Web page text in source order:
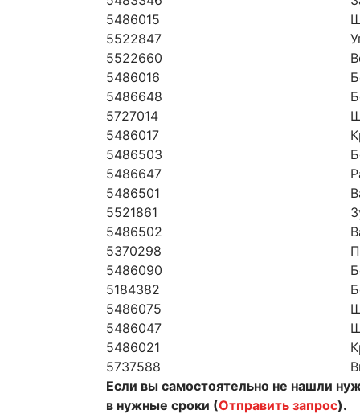
5486015
5522847
5522660
5486016
5486648
5727014
5486017
5486503
5486647
5486501
5521861
5486502
5370298
5486090
5184382
5486075
5486047
5486021
5737588
Если вы самостоятельно не нашли
в нужные сроки (Отправить запрос).